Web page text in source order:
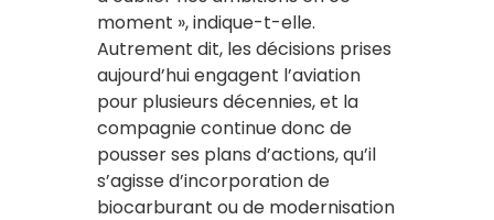
moment », indique-t-elle.
Autrement dit, les décisions prises
aujourd’hui engagent l’aviation
pour plusieurs décennies, et la
compagnie continue donc de
pousser ses plans d’actions, qu’il
s’agisse d’incorporation de
biocarburant ou de modernisation